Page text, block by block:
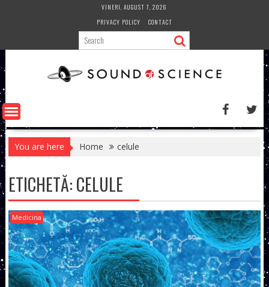
VINERI, AUGUST 7, 2026
PRIVACY POLICY
CONTACT
You are here Home celule
ETICHETĂ:CELULE
Medicina